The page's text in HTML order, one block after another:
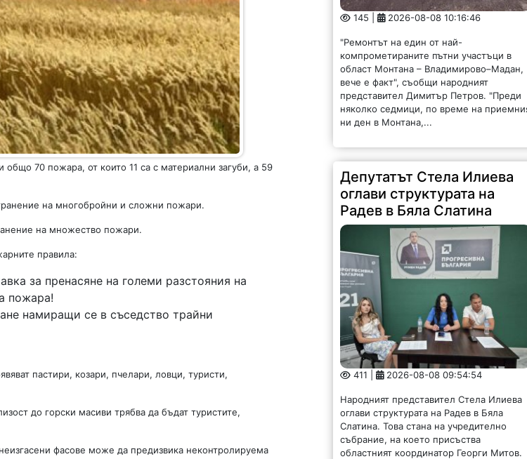
70 пожара, от които 11 са с материални загуби, а 59
на многобройни и сложни пожари.
на множество пожари.
правила:
за пренасяне на големи разстояния на
пожара!
намиращи се в съседство трайни
пастири, козари, пчелари, ловци, туристи,
до горски масиви трябва да бъдат туристите,
фасове може да предизвика неконтролируема
145 | 2026-08-08 10:16:46
"Ремонтът на един от най-
компрометираните пътни участъци в
област Монтана – Владимирово–Мадан,
вече е факт", съобщи народният
представител Димитър Петров. "Преди
няколко седмици, по време на
ни ден в Монтана,...
Депутатът Стела Илиева
оглави структурата на
Радев в Бяла Слатина
411 | 2026-08-08 09:54:54
Народният представител Стела Илиева
оглави структурата на Радев в Бяла
Слатина. Това стана на учредително
събрание, на което присъства
областният координатор Георги Митов.